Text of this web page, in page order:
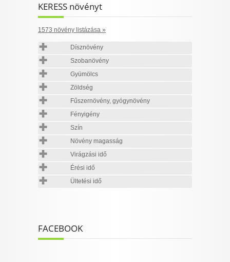
KERESS növényt
1573 növény listázása »
Dísznövény
Szobanövény
Gyümölcs
Zöldség
Fűszernövény, gyógynövény
Fényigény
Szín
Növény magasság
Virágzási idő
Érési idő
Ültetési idő
FACEBOOK